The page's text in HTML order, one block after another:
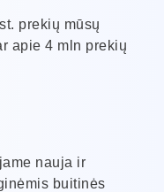
prekių mūsų
apie 4 mln prekių
nauja ir
buitinės